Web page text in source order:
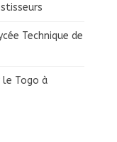
Technique de
Togo à